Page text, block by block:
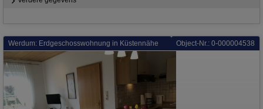
Werdum: Erdgeschosswohnung in Küstennähe Object-Nr.: 0-000004538